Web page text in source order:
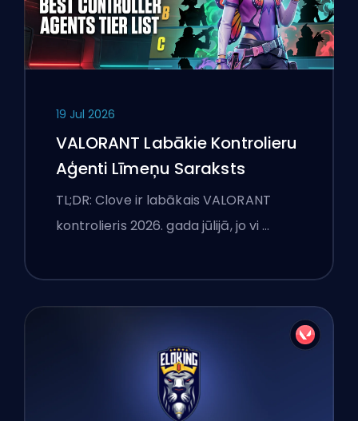
19 Jul 2026
VALORANT Labākie Kontrolieru
Aģenti Līmeņu Saraksts
TL;DR: Clove ir labākais VALORANT
kontrolieris 2026. gada jūlijā, jo vi …